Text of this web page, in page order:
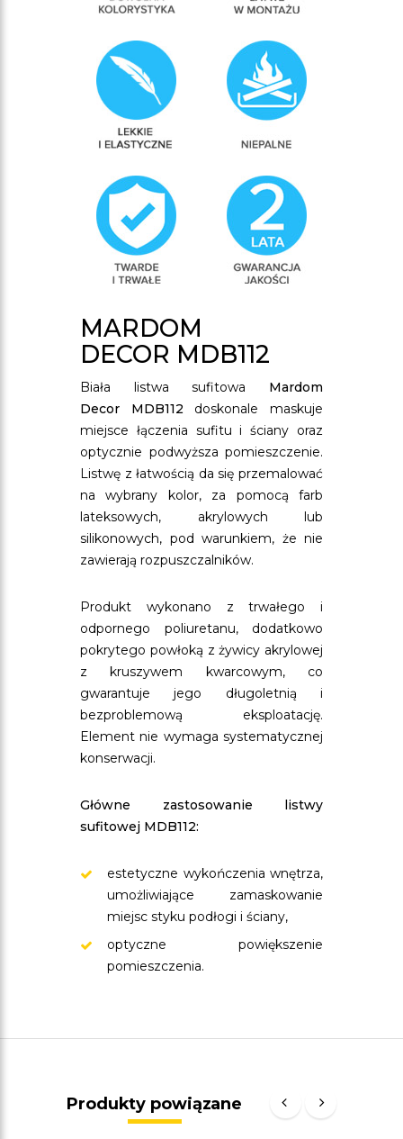
MARDOM
DECOR MDB112
Biała listwa sufitowa Mardom
Decor MDB112 doskonale maskuje
miejsce łączenia sufitu i ściany oraz
optycznie podwyższa pomieszczenie.
Listwę z łatwością da się przemalować
na wybrany kolor, za pomocą farb
lateksowych, akrylowych lub
silikonowych, pod warunkiem, że nie
zawierają rozpuszczalników.
Produkt wykonano z trwałego i
odpornego poliuretanu, dodatkowo
pokrytego powłoką z żywicy akrylowej
z kruszywem kwarcowym, co
gwarantuje jego długoletnią i
bezproblemową eksploatację.
Element nie wymaga systematycznej
konserwacji.
Główne zastosowanie listwy
sufitowej MDB112:
estetyczne wykończenia wnętrza,
umożliwiające zamaskowanie
miejsc styku podłogi i ściany,
optyczne powiększenie
pomieszczenia.
Produkty powiązane